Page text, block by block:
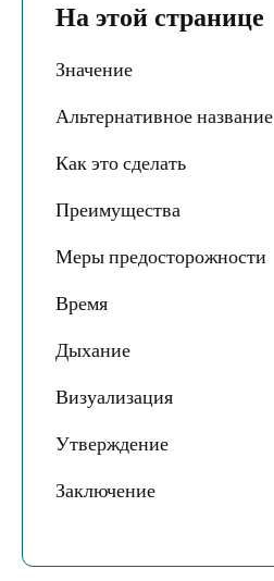
На этой странице
Значение
Альтернативное название
Как это сделать
Преимущества
Меры предосторожности
Время
Дыхание
Визуализация
Утверждение
Заключение